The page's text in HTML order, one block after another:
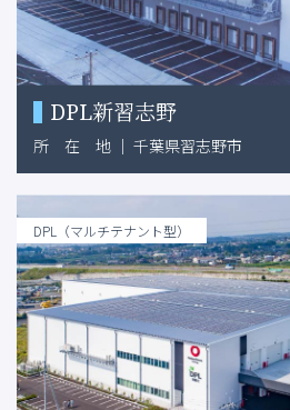
DPL新習志野
所 在 地 ｜ 千葉県習志野市
DPL（マルチテナント型）